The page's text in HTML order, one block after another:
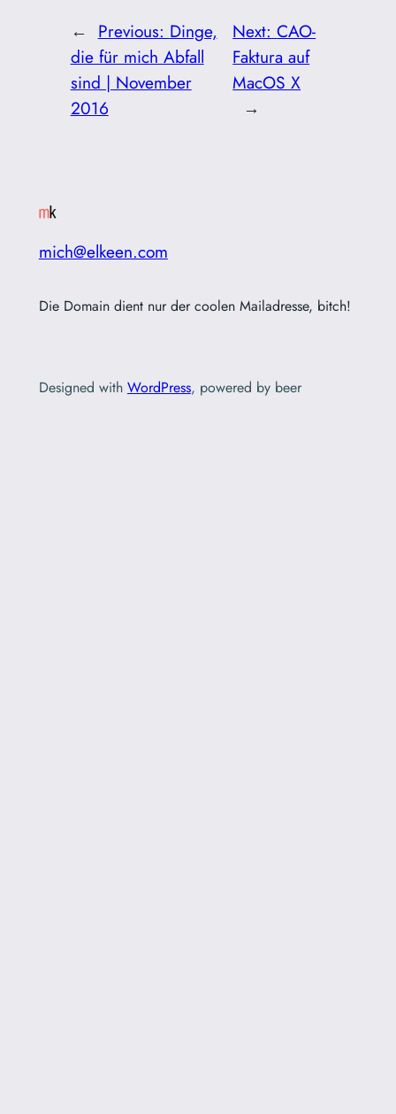
← Previous: Dinge,
die für mich Abfall
sind | November
2016
Next:CAO-
Faktura auf
MacOS X
→
mich@elkeen.com
Die Domain dient nur der coolen Mailadresse, bitch!
Designed with WordPress, powered by beer